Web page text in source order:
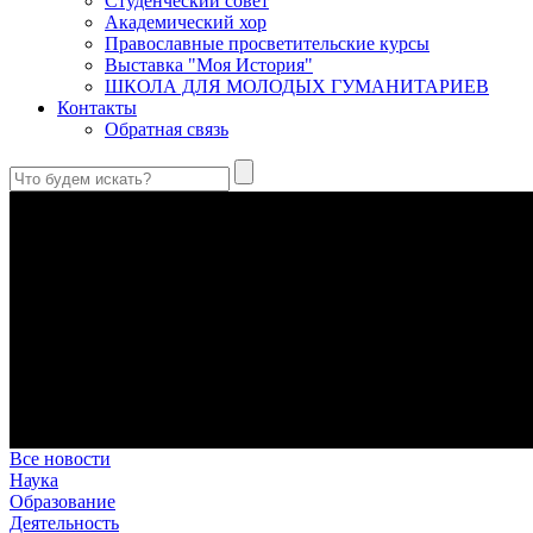
Академический хор
Православные просветительские курсы
Выставка "Моя История"
ШКОЛА ДЛЯ МОЛОДЫХ ГУМАНИТАРИЕВ
Контакты
Обратная связь
Все новости
Наука
Образование
Деятельность